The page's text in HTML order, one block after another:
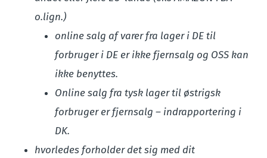
o.lign.)
online salg af varer fra lager i DE til
forbruger i DE er ikke fjernsalg og OSS kan
ikke benyttes.
Online salg fra tysk lager til østrigsk
forbruger er fjernsalg – indrapportering i
DK.
hvorledes forholder det sig med dit